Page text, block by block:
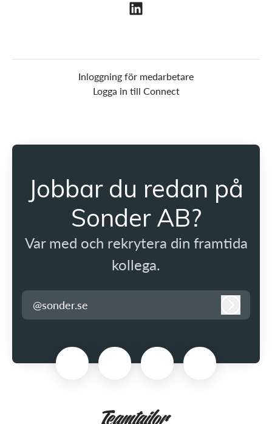
Inloggning för medarbetare
Logga in till Connect
Jobbar du redan på
Sonder AB?
Var med och rekrytera din framtida
kollega.
@sonder.se